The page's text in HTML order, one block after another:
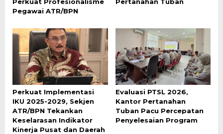
Pegawai ATR/BPN
Perkuat Implementasi
IKU 2025-2029, Sekjen
ATR/BPN Tekankan
Keselarasan Indikator
Kinerja Pusat dan Daerah
Evaluasi PTSL 2026,
Kantor Pertanahan
Tuban Pacu Percepatan
Penyelesaian Program